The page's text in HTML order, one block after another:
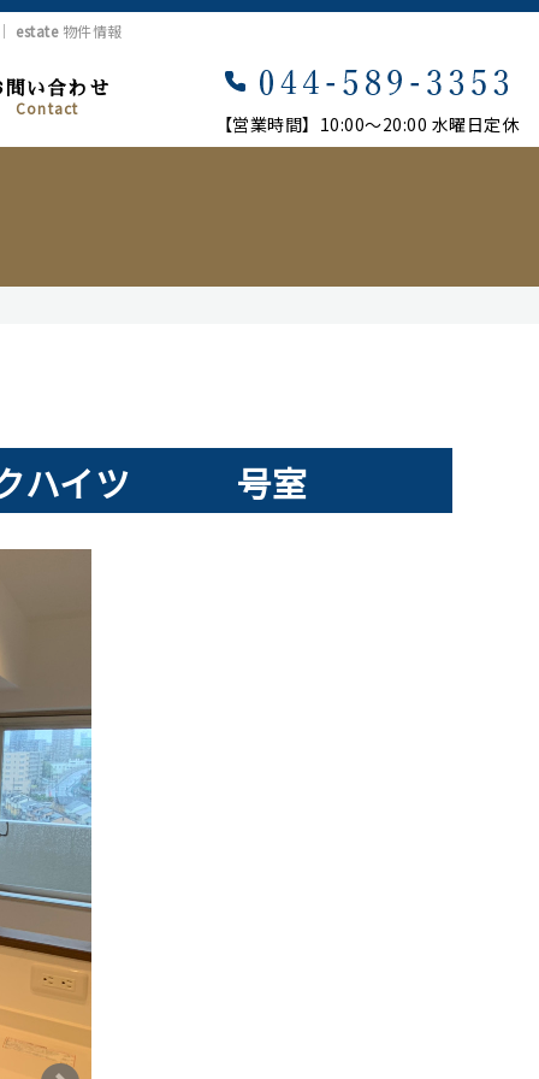
estate物件情報
問い合わせ
Contact
【営業時間】10:00〜20:00 水曜日定休
クハイツ 号室